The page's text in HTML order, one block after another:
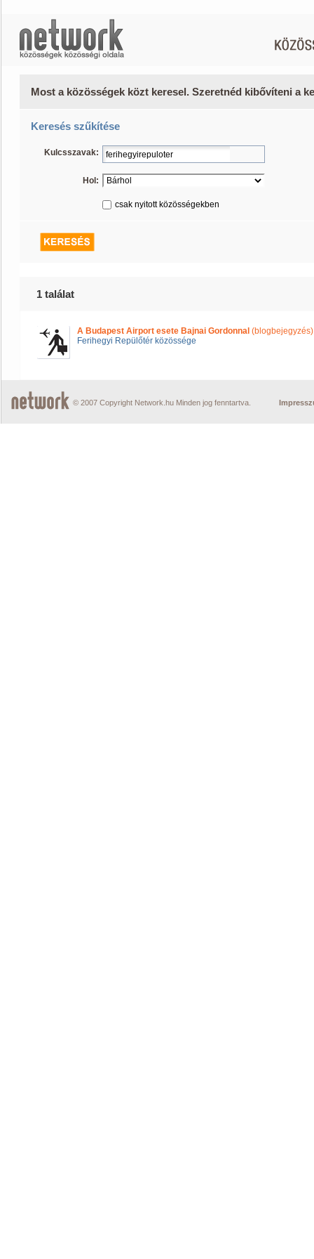
Most a közösségek közt keresel. Szeretnéd kibővíteni a
Keresés szűkítése
Kulcsszavak:
Hol:
csak nyitott közösségekben
1 találat
A Budapest Airport esete Bajnai Gordonnal (blogbejegyzés)
Ferihegyi Repülőtér közössége
© 2007 Copyright Network.hu Minden jog fenntartva.